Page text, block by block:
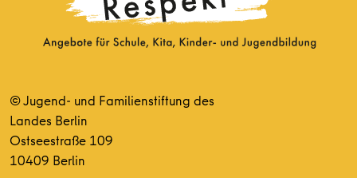
© Jugend- und Familienstiftung des
Landes Berlin
Ostseestraße 109
10409 Berlin